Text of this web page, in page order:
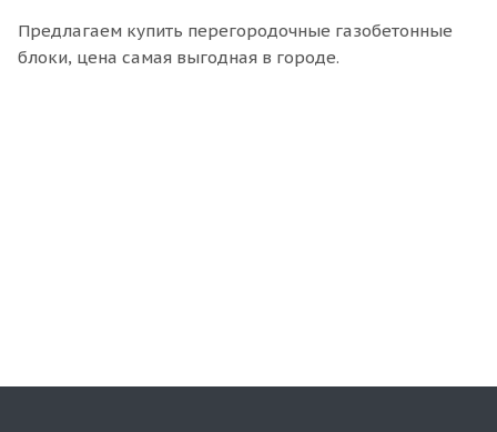
Предлагаем купить перегородочные газобетонные
блоки, цена самая выгодная в городе.